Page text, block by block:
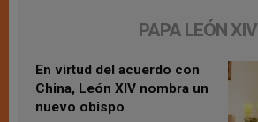
PAPA LEÓN XIV
En virtud del acuerdo con
China, León XIV nombra un
nuevo obispo